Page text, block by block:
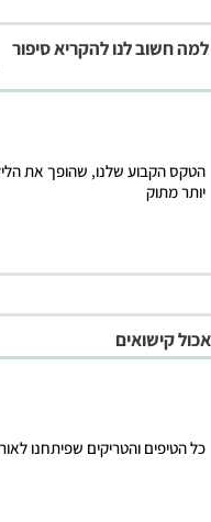
למה חשוב לנו להקריא סיפור
הטקס הקבוע שלנו, שהופך את
יותר מתוק
קישואים
כל הטיפים והטריקים שפיתחנו